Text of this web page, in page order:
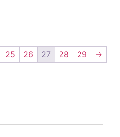
25 26 27 28 29 →